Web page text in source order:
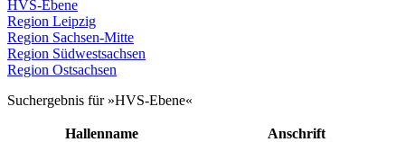
HVS-Ebene
Region Leipzig
Region Sachsen-Mitte
Region Südwestsachsen
Region Ostsachsen
Suchergebnis für »HVS-Ebene«
Hallenname
Anschrift